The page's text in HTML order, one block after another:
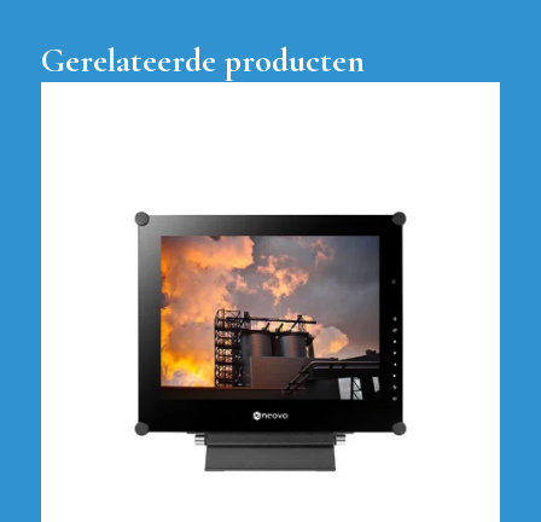
Gerelateerde producten